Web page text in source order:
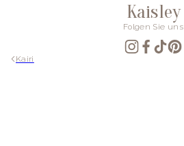
Kaisley
Folgen Sie uns
Kairi